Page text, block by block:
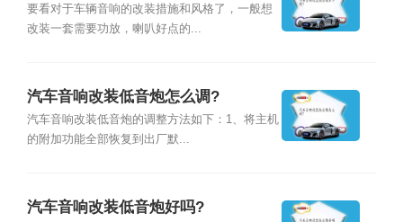
要看对于车辆音响的改装措施和风格了，一般想
改装一套需要功放，喇叭好点的...
汽车音响改装低音炮怎么调?
汽车音响改装低音炮的调整方法如下：1、将主机
的附加功能全部恢复到出厂默...
汽车音响改装低音炮好吗?